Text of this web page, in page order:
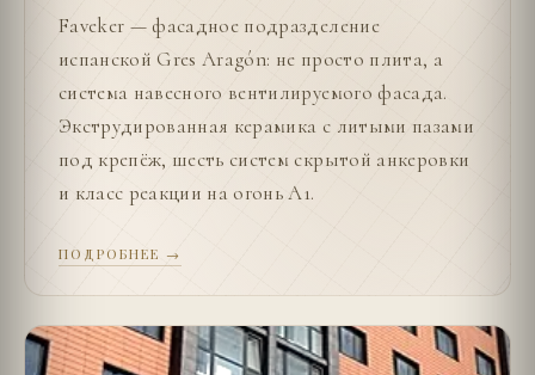
Faveker — фасадное подразделение
испанской Gres Aragón: не просто плита, а
система навесного вентилируемого фасада.
Экструдированная керамика с литыми пазами
под крепёж, шесть систем скрытой анкеровки
и класс реакции на огонь A1.
ПОДРОБНЕЕ →